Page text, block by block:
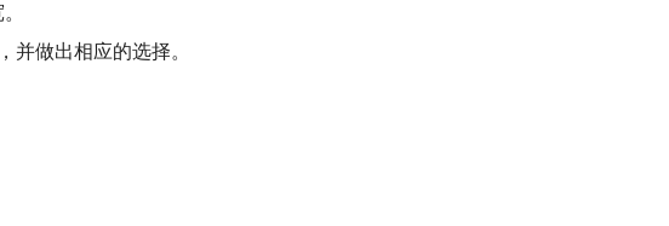
并做出相应的选择。